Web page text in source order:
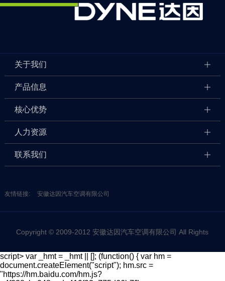
关于我们
产品信息
核心优势
人力资源
联系我们
友情链接: 安徽达因汽车空调有限公司
Copyright © 2009-2012 安徽达因汽车空调有限公司 All Rights
Reserved 网站备案/许可证号：皖ICP备12016716号
script> var _hmt = _hmt || []; (function() { var hm =
document.createElement("script"); hm.src =
"https://hm.baidu.com/hm.js?